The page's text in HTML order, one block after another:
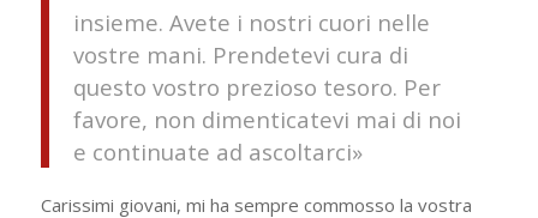
insieme. Avete i nostri cuori nelle
vostre mani. Prendetevi cura di
questo vostro prezioso tesoro. Per
favore, non dimenticatevi mai di noi
e continuate ad ascoltarci»
Carissimi giovani, mi ha sempre commosso la vostra